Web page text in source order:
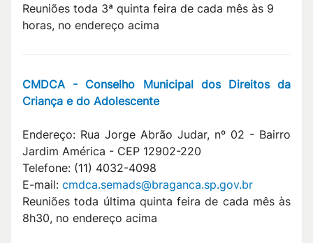
Reuniões toda 3ª quinta feira de cada mês às 9
horas, no endereço acima
CMDCA - Conselho Municipal dos Direitos da
Criança e do Adolescente
Endereço: Rua Jorge Abrão Judar, nº 02 - Bairro
Jardim América - CEP 12902-220
Telefone: (11) 4032-4098
E-mail: cmdca.semads@braganca.sp.gov.br
Reuniões toda última quinta feira de cada mês às
8h30, no endereço acima